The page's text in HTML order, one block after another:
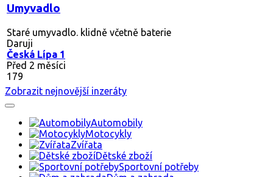
Umyvadlo
Staré umyvadlo. klidně včetně baterie
Daruji
Česká Lípa 1
Před 2 měsíci
179
Zobrazit nejnovější inzeráty
Automobily
Motocykly
Zvířata
Dětské zboží
Sportovní potřeby